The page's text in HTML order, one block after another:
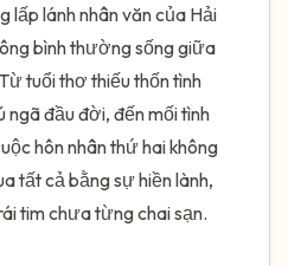
lấp lánh nhân văn của Hải
bình thường sống giữa
tuổi thơ thiếu thốn tình
đầu đời, đến mối tình
hôn nhân thứ hai không
tất cả bằng sự hiền lành,
tim chưa từng chai sạn.